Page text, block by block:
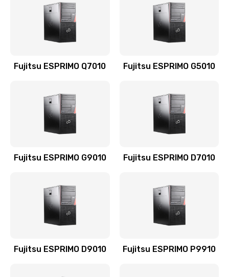
Fujitsu ESPRIMO Q7010 Fujitsu ESPRIMO G5010
Fujitsu ESPRIMO G9010 Fujitsu ESPRIMO D7010
Fujitsu ESPRIMO D9010 Fujitsu ESPRIMO P9910